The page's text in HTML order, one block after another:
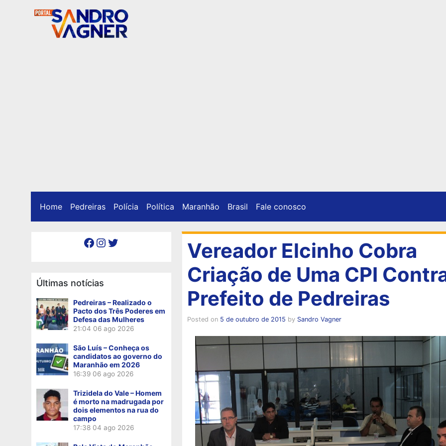
Home Pedreiras Polícia Política Maranhão Brasil Fale conosco
Facebook Instagram Twitter
Últimas notícias
Pedreiras – Realizado o
Pacto dos Três Poderes em
Defesa das Mulheres
21:04 06 ago 2026
São Luís – Conheça os
candidatos ao governo do
Maranhão em 2026
16:39 06 ago 2026
Trizidela do Vale – Homem
é morto na madrugada por
dois elementos na rua do
campo
17:38 04 ago 2026
Vereador Elcinho Cobra
Criação de Uma CPI
Prefeito de Pedreiras
Posted on 5 de outubro de 2015 by Sandro Vagner